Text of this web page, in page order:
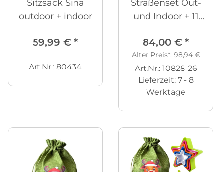
Sitzsack Sina
outdoor + indoor
59,99 € *
Art.Nr.: 80434
Straßenset Out-
und Indoor + 11
84,00 € *
Alter Preis*:98,94 €
Art.Nr.: 10828-26
Lieferzeit: 7 - 8
Werktage